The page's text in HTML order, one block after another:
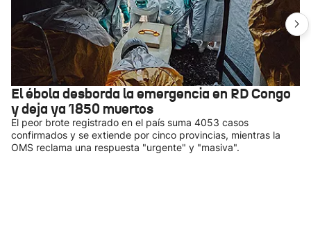
El ébola desborda la emergencia en RD Congo
y deja ya 1850 muertos
El peor brote registrado en el país suma 4053 casos
confirmados y se extiende por cinco provincias, mientras la
OMS reclama una respuesta "urgente" y "masiva".